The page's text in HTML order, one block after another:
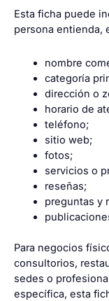
Esta ficha puede
persona entienda,
nombre
categoría
dirección o
horario de
teléfono;
sitio web;
fotos;
servicios o
reseñas;
preguntas y
Para negocios
consultorios,
sedes o
específica, esta